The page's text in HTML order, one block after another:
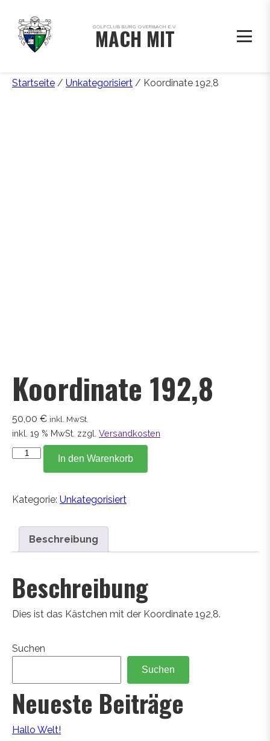
GOLFCLUB BURG OVERBACH E.V.
MACH MIT
Startseite / Unkategorisiert / Koordinate 192,8
Koordinate 192,8
50,00 € inkl. MwSt.
inkl. 19 % MwSt. zzgl. Versandkosten
Koordinate
In den Warenkorb
Kategorie: Unkategorisiert
Beschreibung
Beschreibung
Dies ist das Kästchen mit der Koordinate 192,8.
Suchen
Suchen
Neueste Beiträge
Hallo Welt!